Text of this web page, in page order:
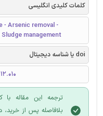
کلمات کلیدی انگلیسی
- Arsenic removal -
management
doi یا شناسه دیجیتال
ترجمه این مقاله
بلافاصله پس از